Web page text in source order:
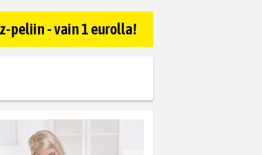
peliin - vain 1 eurolla!